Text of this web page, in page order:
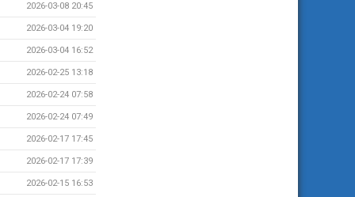
2026-03-08 20:45
2026-03-04 19:20
2026-03-04 16:52
2026-02-25 13:18
2026-02-24 07:58
2026-02-24 07:49
2026-02-17 17:45
2026-02-17 17:39
2026-02-15 16:53